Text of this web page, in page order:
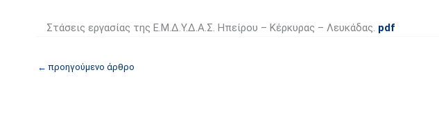
Στάσεις εργασίας της Ε.Μ.Δ.Υ.Δ.Α.Σ. Ηπείρου – Κέρκυρας – Λευκάδας. pdf
← προηγούμενο άρθρο